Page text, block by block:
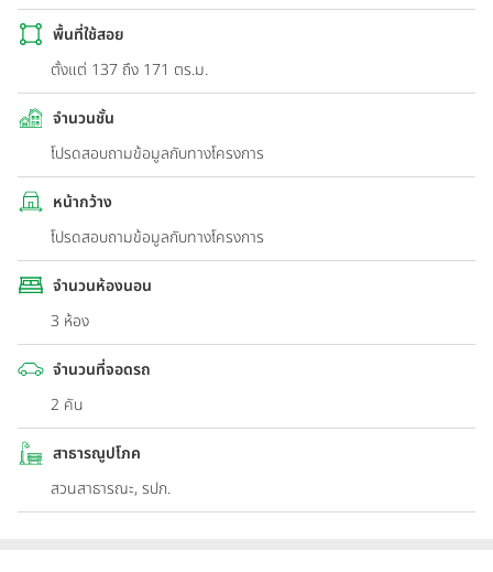
พื้นที่ใช้สอย
ตั้งแต่ 137 ถึง 171 ตร.ม.
จำนวนชั้น
โปรดสอบถามข้อมูลกับทางโครงการ
หน้ากว้าง
โปรดสอบถามข้อมูลกับทางโครงการ
จำนวนห้องนอน
3 ห้อง
จำนวนที่จอดรถ
2 คัน
สาธารณูปโภค
สวนสาธารณะ, รปภ.